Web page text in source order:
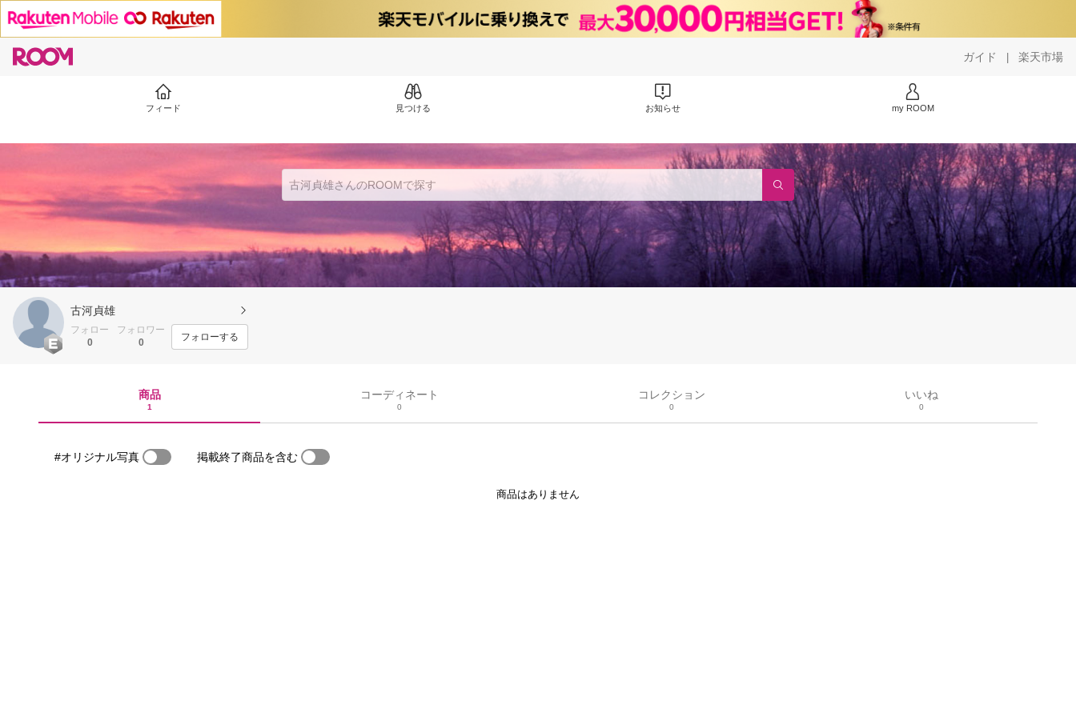
ガイド | 楽天市場
フィード 見つける お知らせ my ROOM
古河貞雄
フォロー
0
フォロワー
0
フォローする
商品
1
コーディネート
0
コレクション
0
いいね
0
#オリジナル写真 掲載終了商品を含む
商品はありません